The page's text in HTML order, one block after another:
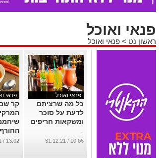
פנאי ואוכל
ראשון נט > פנאי ואוכל
פנאי ואוכל
כל מה שרציתם
לדעת על סוכר
ומשקאות חריפים
...
10:06 / 31.12.21
פנאי
קר
החורף
...
13:02 / 30.12.21